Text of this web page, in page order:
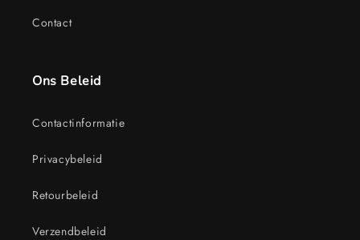
Contact
Ons Beleid
Contactinformatie
Privacybeleid
Retourbeleid
Verzendbeleid